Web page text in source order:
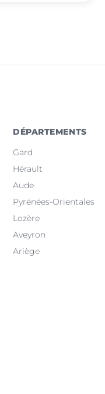
DÉPARTEMENTS
Gard
Hérault
Aude
Pyrénées-Orientales
Lozère
Aveyron
Ariège